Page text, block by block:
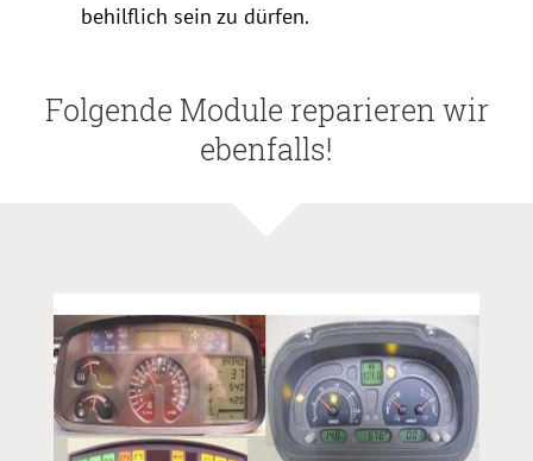
behilflich sein zu dürfen.
Folgende Module reparieren wir
ebenfalls!